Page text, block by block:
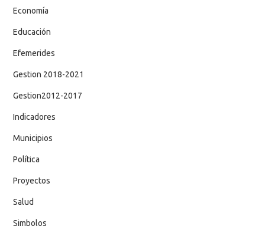
Economía
Educación
Efemerides
Gestion 2018-2021
Gestion2012-2017
Indicadores
Municipios
Política
Proyectos
Salud
Simbolos